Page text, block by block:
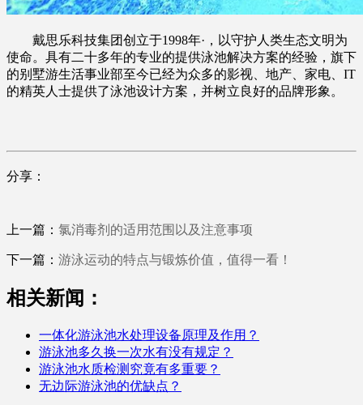
戴思乐科技集团创立于1998年·，以守护人类生态文明为
使命。具有二十多年的专业的提供泳池解决方案的经验，旗下
的别墅游生活事业部至今已经为众多的影视、地产、家电、IT
的精英人士提供了泳池设计方案，并树立良好的品牌形象。
分享：
上一篇： 氯消毒剂的适用范围以及注意事项
下一篇： 游泳运动的特点与锻炼价值，值得一看！
相关新闻：
一体化游泳池水处理设备原理及作用？
游泳池多久换一次水有没有规定？
游泳池水质检测究竟有多重要？
无边际游泳池的优缺点？